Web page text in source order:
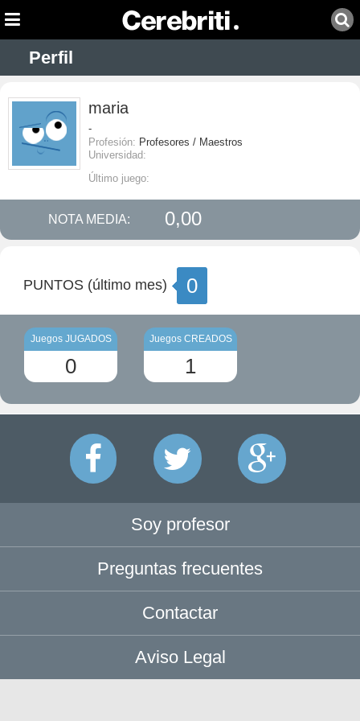
Perfil
maria
-
Profesión: Profesores / Maestros
Universidad:
Último juego:
NOTA MEDIA: 0,00
PUNTOS (último mes) 0
Juegos JUGADOS
0
Juegos CREADOS
1
Soy profesor
Preguntas frecuentes
Contactar
Aviso Legal